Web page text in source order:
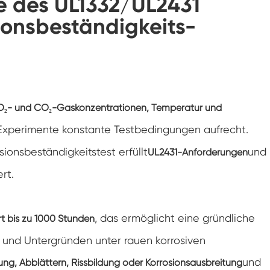
Konstanter Niedrig temperatur schrank
Feuchtigkeits-Gefrier-Test-Kammer
PV-Klimakammer
Labor prüf kammer
PV-Umweltkammer
und CO₂-Gaskonzentrationen, Temperatur und
konstante Testbedingungen aufrecht.
erfülltUL2431-Anforderungenund
bis zu 1000 Stunden, das ermöglicht eine gründliche
Untergründen unter rauen korrosiven
Abblättern, Rissbildung oder Korrosionsausbreitungund